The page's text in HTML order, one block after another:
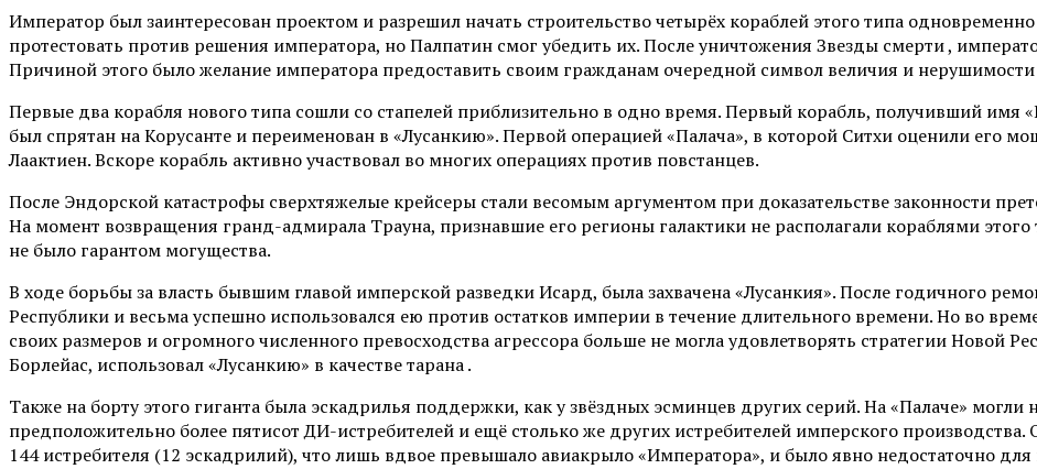
Император был заинтересован проектом и разрешил начать строительство четырёх кораблей этого типа
протестовать против решения императора, но Палпатин смог убедить их. После уничтожения Звезды смерти ,
Причиной этого было желание императора предоставить своим гражданам очередной символ величия и
Первые два корабля нового типа сошли со стапелей приблизительно в одно время. Первый корабль, получивший имя
был спрятан на Корусанте и переименован в «Лусанкию». Первой операцией «Палача», в которой Ситхи оценили его
Лаактиен. Вскоре корабль активно участвовал во многих операциях против повстанцев.
После Эндорской катастрофы сверхтяжелые крейсеры стали весомым аргументом при доказательстве законности
На момент возвращения гранд-адмирала Трауна, признавшие его регионы галактики не располагали кораблями
не было гарантом могущества.
В ходе борьбы за власть бывшим главой имперской разведки Исард, была захвачена «Лусанкия». После годичного
Республики и весьма успешно использовался ею против остатков империи в течение длительного времени. Но во
своих размеров и огромного численного превосходства агрессора больше не могла удовлетворять стратегии Новой
Борлейас, использовал «Лусанкию» в качестве тарана .
Также на борту этого гиганта была эскадрилья поддержки, как у звёздных эсминцев других серий. На «Палаче» могли
предположительно более пятисот ДИ-истребителей и ещё столько же других истребителей имперского
144 истребителя (12 эскадрилий), что лишь вдвое превышало авиакрыло «Императора», и было явно недостаточно